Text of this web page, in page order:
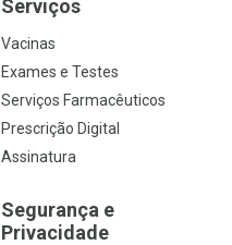
Serviços
Vacinas
Exames e Testes
Serviços Farmacêuticos
Prescrição Digital
Assinatura
Segurança e
Privacidade